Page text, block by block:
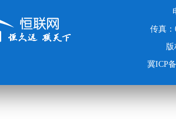
传真
冀ICP